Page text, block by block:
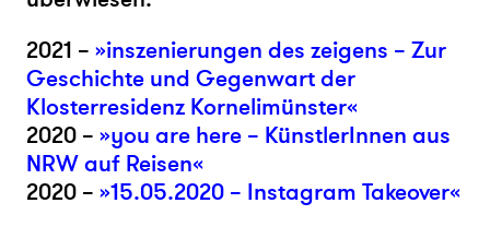
2021 – »inszenierungen des zeigens – Zur
Geschichte und Gegenwart der
Klosterresidenz Kornelimünster«
2020 – »you are here – KünstlerInnen aus
NRW auf Reisen«
2020 – »15.05.2020 – Instagram Takeover«